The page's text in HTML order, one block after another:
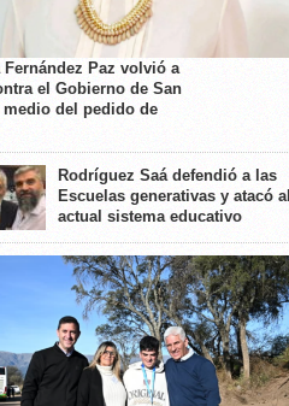
Fernández Paz volvió a
el Gobierno de San
medio del pedido de
Rodríguez Saá defendió a las
Escuelas generativas y atacó al
actual sistema educativo